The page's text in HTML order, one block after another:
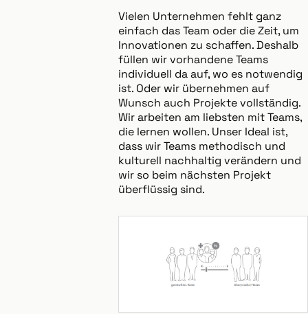
Vielen Unternehmen fehlt ganz
einfach das Team oder die Zeit, um
Innovationen zu schaffen. Deshalb
füllen wir vorhandene Teams
individuell da auf, wo es notwendig
ist. Oder wir übernehmen auf
Wunsch auch Projekte vollständig.
Wir arbeiten am liebsten mit Teams,
die lernen wollen. Unser Ideal ist,
dass wir Teams methodisch und
kulturell nachhaltig verändern und
wir so beim nächsten Projekt
überflüssig sind.